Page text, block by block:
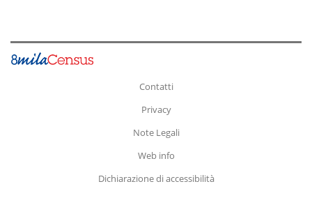
Contatti
Privacy
Note Legali
Web info
Dichiarazione di accessibilità